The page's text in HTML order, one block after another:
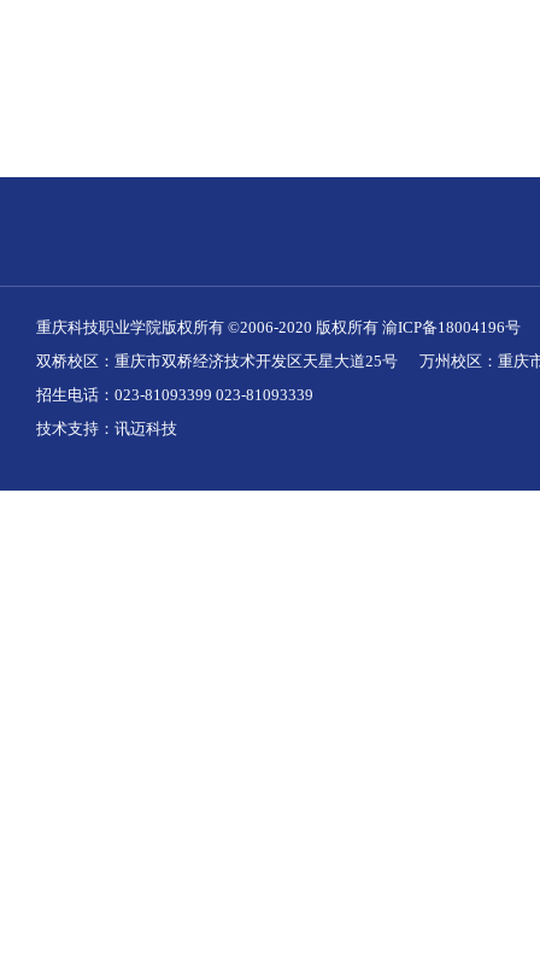
重庆科技职业学院版权所有 ©2006-2020 版权所有 渝ICP备18004196号
双桥校区：重庆市双桥经济技术开发区天星大道25号 万州校区：重庆
招生电话：023-81093399 023-81093339
技术支持： 讯迈科技